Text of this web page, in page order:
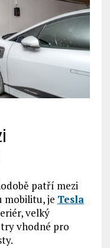
patří mezi
mobilitu, je Tesla
velký
vhodné pro